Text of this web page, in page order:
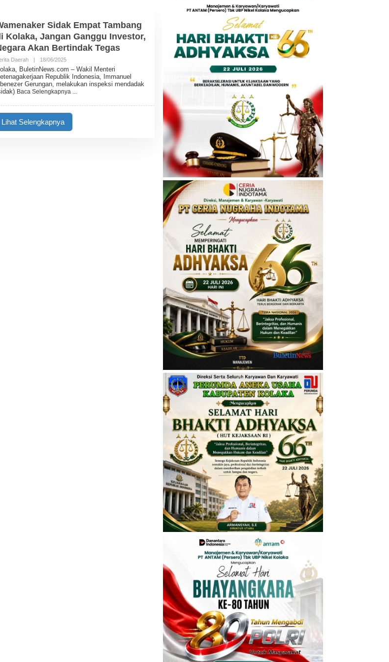
Sidak Empat Tambang
Kolaka, Jangan Ganggu Investor,
Akan Bertindak Tegas
Daerah | 18/06/2025O
E
H
B
U
E
T
BuletinNews.com – Wakil Menteri
Republik Indonesia, Immanuel
Gerungan, melakukan inspeksi mendadak
Baca Selengkapnya
Lihat Selengkapnya